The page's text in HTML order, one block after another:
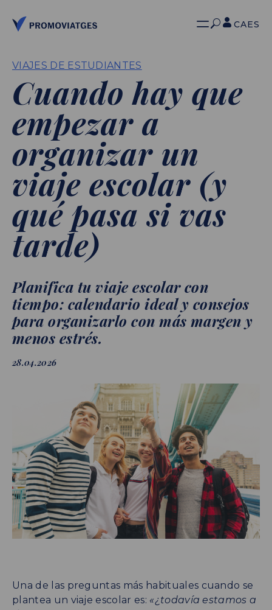
CAES
VIAJES DE ESTUDIANTES
Cuando hay que
empezar a
organizar un
viaje escolar (y
qué pasa si vas
tarde)
Planifica tu viaje escolar con
tiempo: calendario ideal y consejos
para organizarlo con más margen y
menos estrés.
28.04.2026
Una de las preguntas más habituales cuando se
plantea un viaje escolar es: «¿todavía estamos a